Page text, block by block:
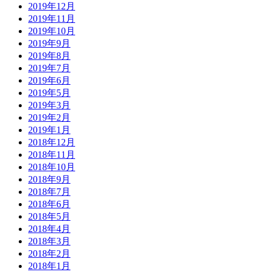
2019年12月
2019年11月
2019年10月
2019年9月
2019年8月
2019年7月
2019年6月
2019年5月
2019年3月
2019年2月
2019年1月
2018年12月
2018年11月
2018年10月
2018年9月
2018年7月
2018年6月
2018年5月
2018年4月
2018年3月
2018年2月
2018年1月